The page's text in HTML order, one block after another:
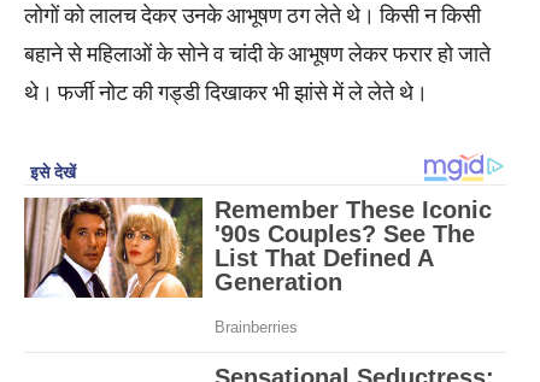
लोगों को लालच देकर उनके आभूषण ठग लेते थे। किसी न किसी
बहाने से महिलाओं के सोने व चांदी के आभूषण लेकर फरार हो जाते
थे। फर्जी नोट की गड्डी दिखाकर भी झांसे में ले लेते थे।